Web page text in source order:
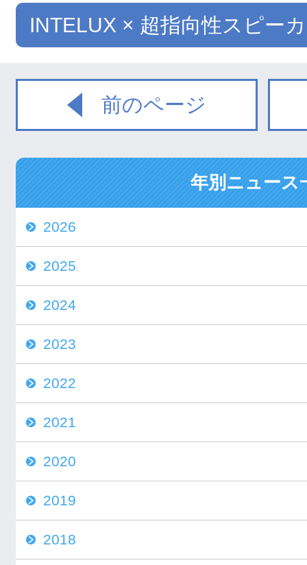
INTELUX × 超指向性スピー
前のページ
年別ニュース
2026
2025
2024
2023
2022
2021
2020
2019
2018